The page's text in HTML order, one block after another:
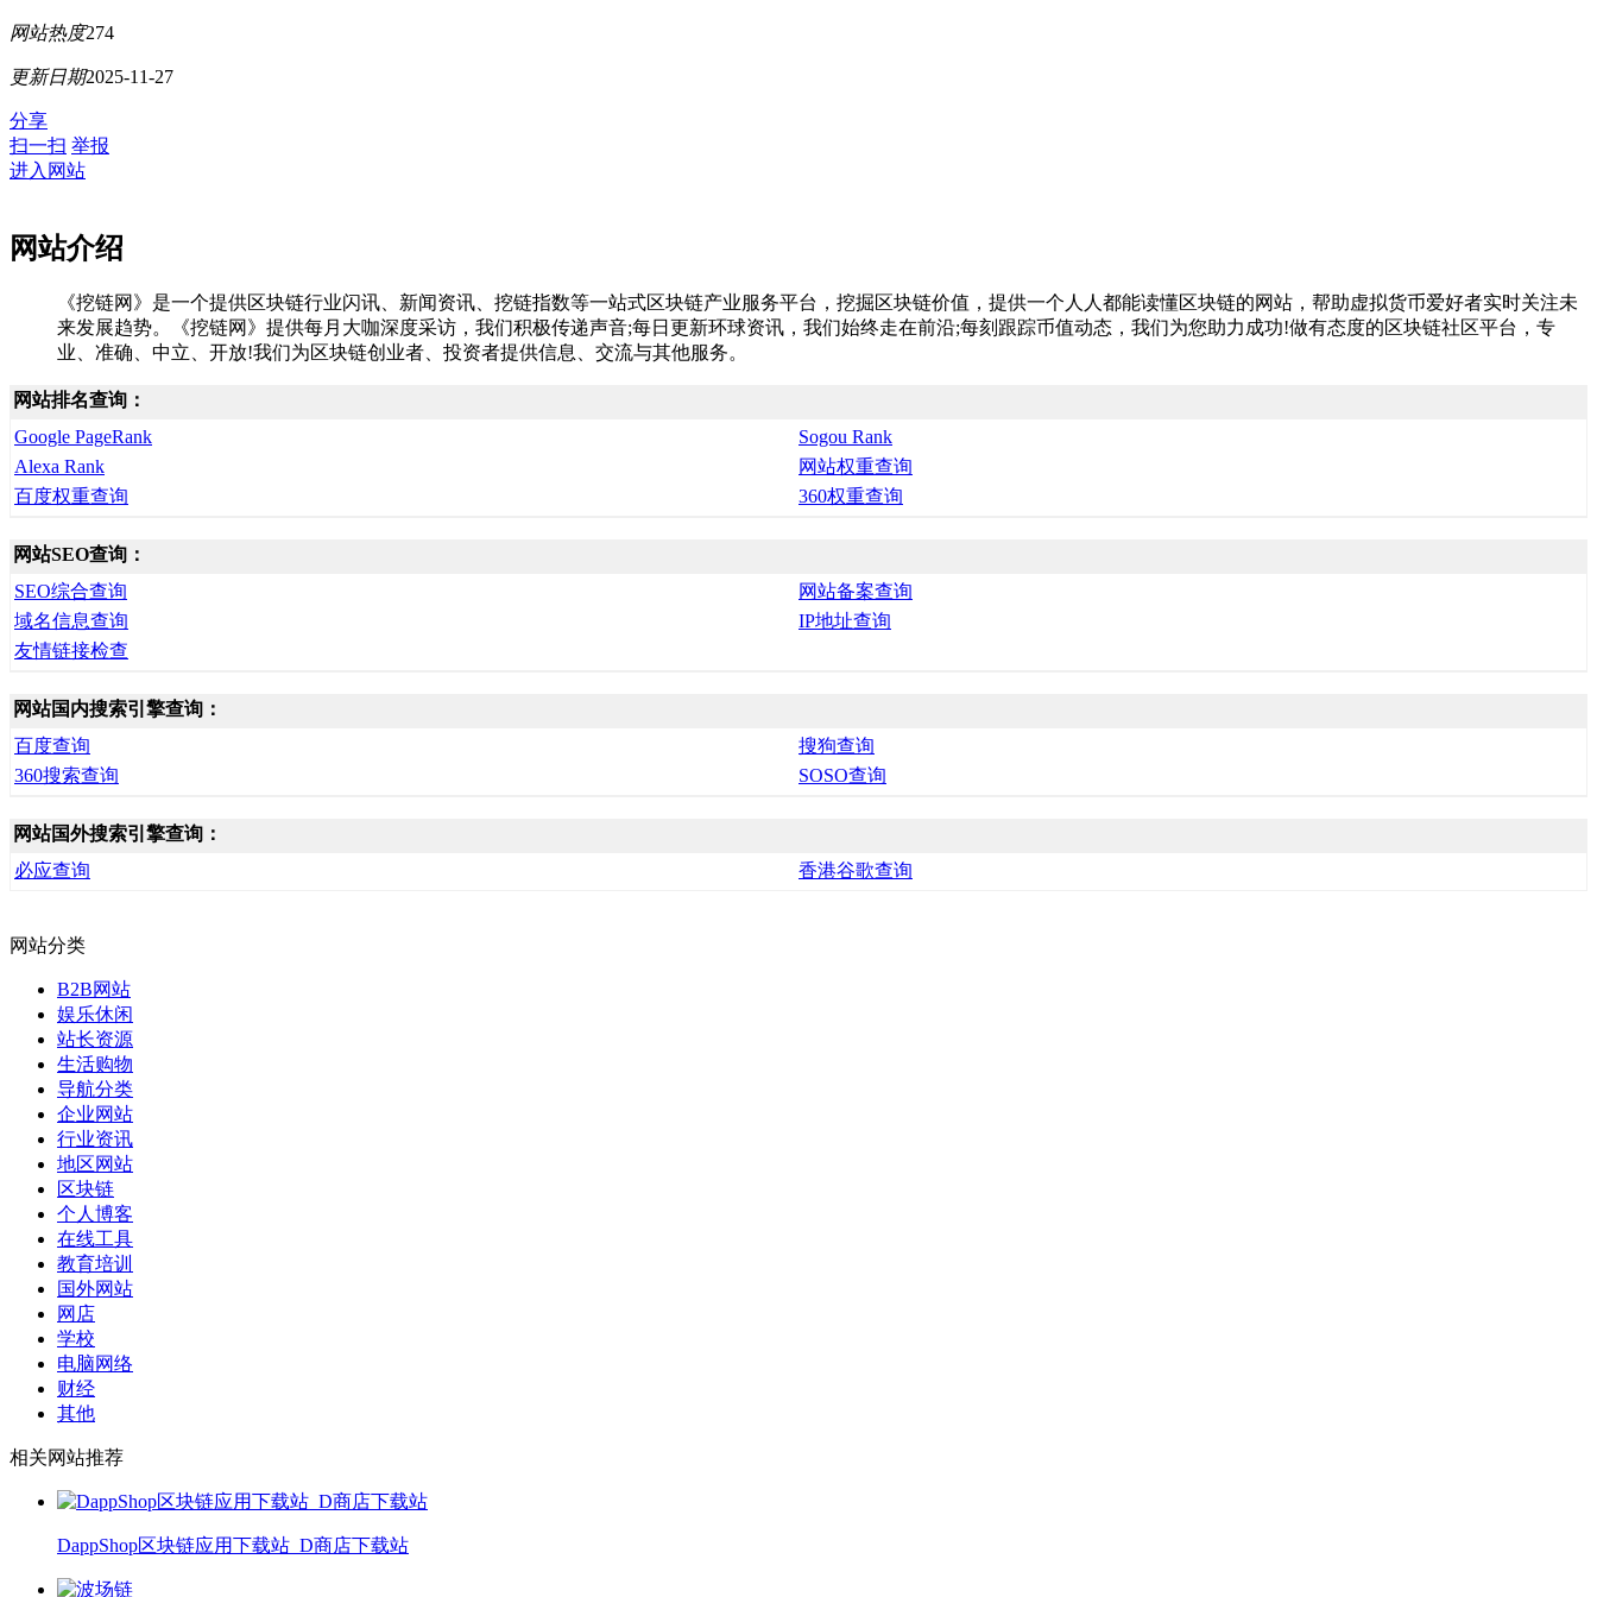
网站热度274
更新日期2025-11-27
分享
扫一扫 举报
进入网站
网站介绍
《挖链网》是一个提供区块链行业闪讯、新闻资讯、挖链指数等一站式区块链产业服务平台，挖掘区块链价值，提供一个人人都能读懂区块链的网站，帮助虚拟货币爱好者实时关注未
来发展趋势。《挖链网》提供每月大咖深度采访，我们积极传递声音;每日更新环球资讯，我们始终走在前沿;每刻跟踪币值动态，我们为您助力成功!做有态度的区块链社区平台，专
业、准确、中立、开放!我们为区块链创业者、投资者提供信息、交流与其他服务。
网站排名查询：
Google PageRank
Sogou Rank
Alexa Rank
网站权重查询
百度权重查询
360权重查询
网站SEO查询：
SEO综合查询
网站备案查询
域名信息查询
IP地址查询
友情链接检查
网站国内搜索引擎查询：
百度查询
搜狗查询
360搜索查询
SOSO查询
网站国外搜索引擎查询：
必应查询
香港谷歌查询
网站分类
B2B网站
娱乐休闲
站长资源
生活购物
导航分类
企业网站
行业资讯
地区网站
区块链
个人博客
在线工具
教育培训
国外网站
网店
学校
电脑网络
财经
其他
相关网站推荐
DappShop区块链应用下载站_D商店下载站